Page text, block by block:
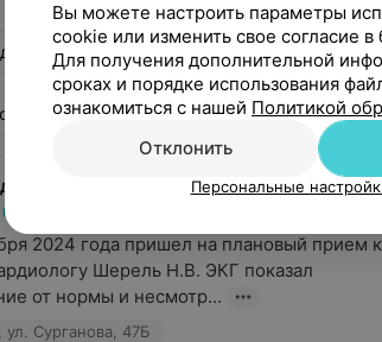
ул. Сурганова, 47Б
ул. Энгельса, 25
2024 года пришел на плановый прием к
Шерель Н.В. ЭКГ показал
от нормы и несмотр...
Сурганова, 47Б
Вы можете настроить параметры
cookie или изменить свое согласие
Для получения дополнительной
сроках и порядке использования
ознакомиться с нашей Политикой
Отклонить
Персональные